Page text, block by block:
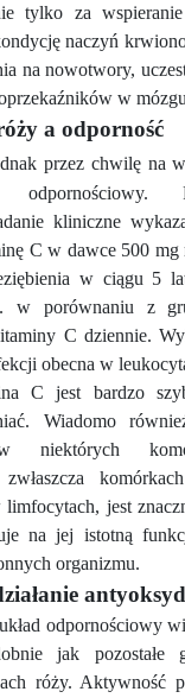
tylko za
naczyń
na nowotwory,
w
a odporność
przez chwilę na
kliniczne
C w dawce 500 mg
w ciągu 5
w porównaniu z
C dziennie.
obecna w
C jest bardzo
Wiadomo
zwłaszcza
limfocytach, jest
na jej istotną
organizmu.
odpornościowy
jak pozostałe
róży. Aktywność